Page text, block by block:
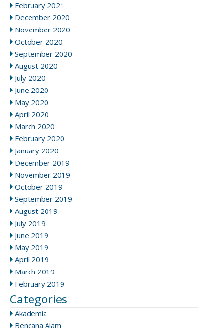
February 2021
December 2020
November 2020
October 2020
September 2020
August 2020
July 2020
June 2020
May 2020
April 2020
March 2020
February 2020
January 2020
December 2019
November 2019
October 2019
September 2019
August 2019
July 2019
June 2019
May 2019
April 2019
March 2019
February 2019
Categories
Akademia
Bencana Alam